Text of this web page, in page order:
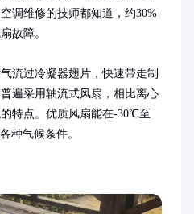
调维修的技师都知道，约30%
故障。
流过冷凝器翅片，快速带走制
遍采用轴流式风扇，相比离心
特点。优质风扇能在-30℃至
种气候条件。